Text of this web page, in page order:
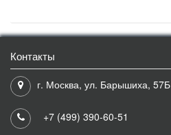
Контакты
г. Москва, ул. Барышиха, 57Б
+7 (499) 390-60-51